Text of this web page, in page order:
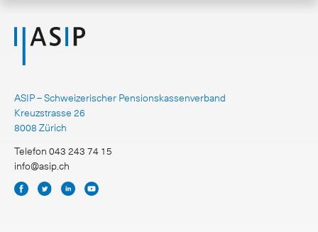
ASIP – Schweizerischer Pensionskassenverband
Kreuzstrasse 26
8008 Zürich
Telefon 043 243 74 15
info@asip.ch